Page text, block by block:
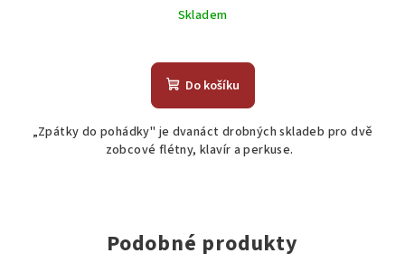
Skladem
Do košíku
„Zpátky do pohádky" je dvanáct drobných skladeb pro dvě
zobcové flétny, klavír a perkuse.
Podobné produkty